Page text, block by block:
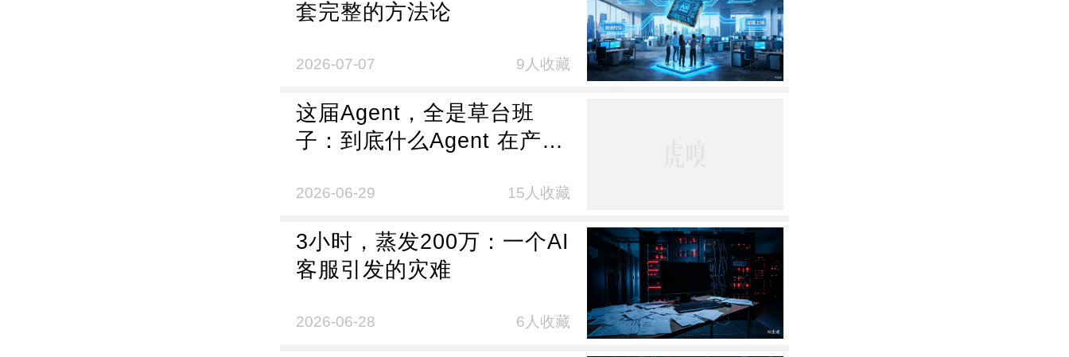
套完整的方法论
2026-07-07 9人收藏
这届Agent，全是草台班
子：到底什么Agent 在产生
2026-06-29 15人收藏
3小时，蒸发200万：一个AI
客服引发的灾难
2026-06-28 6人收藏